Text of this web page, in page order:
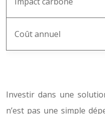
Coût annuel
Investir dans une
n’est pas une simple